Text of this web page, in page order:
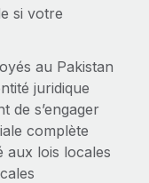
de vos
:
des
les entreprises de
si votre
au Pakistan
juridique
de s’engager
complète
aux lois locales